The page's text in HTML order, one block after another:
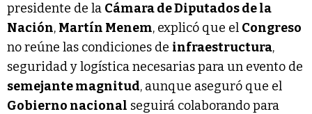
presidente de la Cámara de Diputados de la
Nación, Martín Menem, explicó que el Congreso
no reúne las condiciones de infraestructura,
seguridad y logística necesarias para un evento de
semejante magnitud, aunque aseguró que el
Gobierno nacional seguirá colaborando para